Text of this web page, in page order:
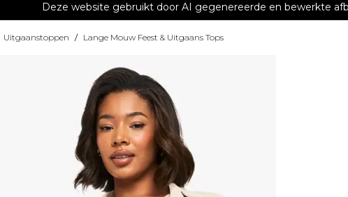
Deze website gebruikt door AI gegenereerde en bewerkte
Uitgaanstoppen / Lange Mouw Feest & Uitgaans Tops